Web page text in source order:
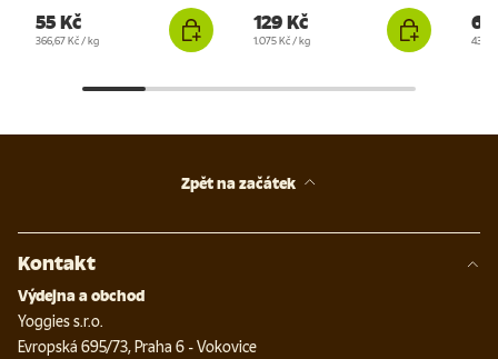
55 Kč
Cena za jednotku
366,67 Kč/kg
129 Kč
Cena za jednotku
1.075 Kč/kg
65
Cena
Zpět na začátek
Kontakt
Výdejna a obchod
Yoggies s.r.o.
Evropská 695/73, Praha 6 - Vokovice